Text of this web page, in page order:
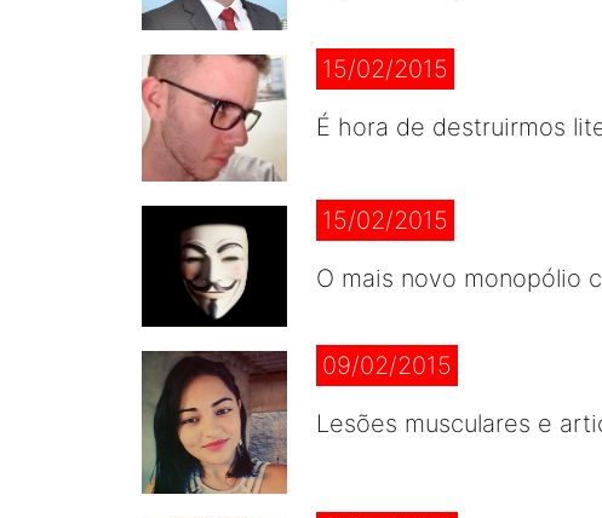
15/02/2015
É hora de destruirmos
15/02/2015
O mais novo
09/02/2015
Lesões musculares e